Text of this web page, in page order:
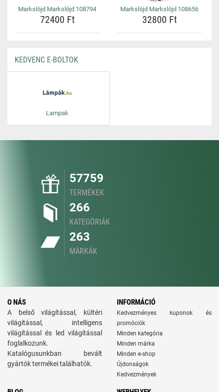
Markslöjd Markslöjd 108794
72400 Ft
Markslöjd Markslöjd 108656
32800 Ft
KEDVENC E-BOLTOK
Lampak
57759
TERMÉKEK
266
KATEGÓRIÁK
263
MÁRKÁK
O NÁS
A belső világítással, kültéri
világítással, intelligens
világítással és led világítással
foglalkozunk.
Katalógusunkban bevált
gyártók termékei találhatók.
INFORMÁCIÓ
Kedvezményes kuponok és
promóciók
Minden kategória
Minden márka
Minden e-shop
Újdonságok
Kedvezmények